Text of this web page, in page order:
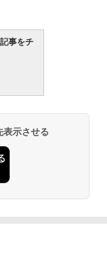
サスマウントボ
】 ボールエンド
ウン バス停(乗客
TOMY) T-SPAR
ニューレジェンズ
ブ 可動フィギュア
ス -マリンフォ
PVC&ABS&布
ュア
ズ ブラインドボ
ダイ スピリッツ)
EZY RG 1/48 AV-
ラス) 色分け済
ダイ スピリッツ)
ャ[カラーA] 色
モデル ノンスケ
ガスブロー
20式 5.56mm
ーバック
No.21 H&K
コート 水性プレ
プレー 光沢 88ml
シリーズ No.123
事をチ
表示させる